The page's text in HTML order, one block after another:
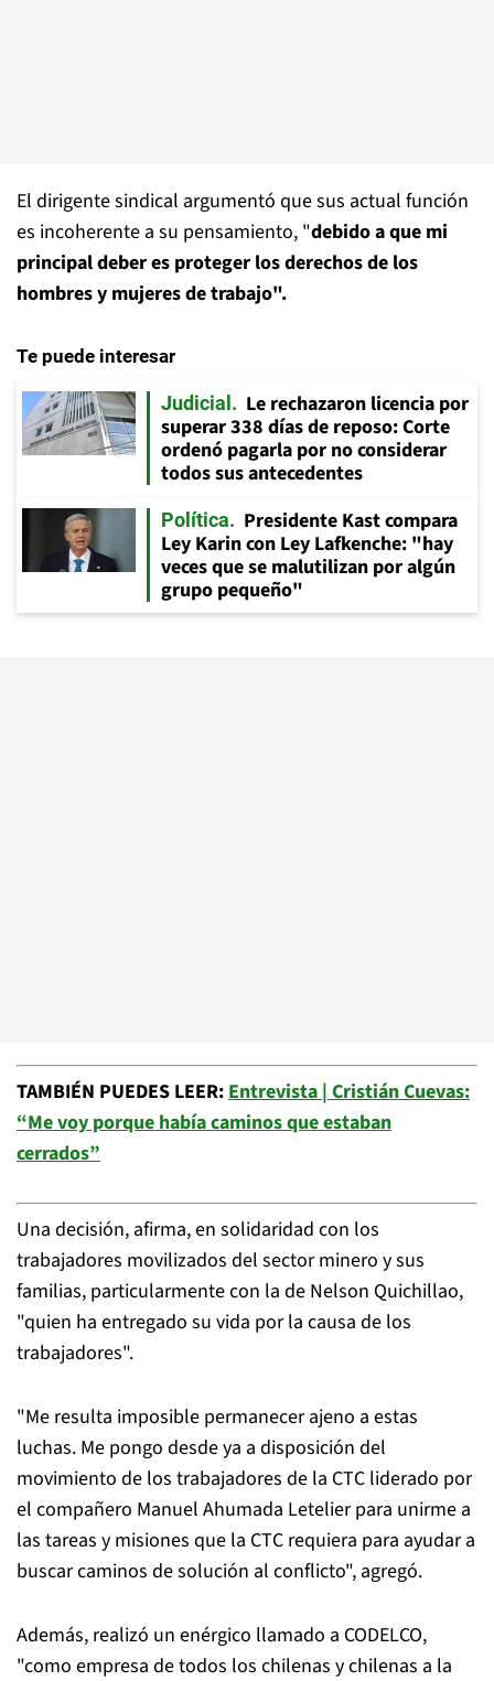
El dirigente sindical argumentó que sus actual función
es incoherente a su pensamiento, "debido a que mi
principal deber es proteger los derechos de los
hombres y mujeres de trabajo".
Te puede interesar
Judicial
Le rechazaron licencia por
superar 338 días de reposo: Corte
ordenó pagarla por no considerar
todos sus antecedentes
Política
Presidente Kast compara
Ley Karin con Ley Lafkenche: "hay
veces que se malutilizan por algún
grupo pequeño"
TAMBIÉN PUEDES LEER:Entrevista | Cristián Cuevas:
“Me voy porque había caminos que estaban
cerrados”
Una decisión, afirma, en solidaridad con los
trabajadores movilizados del sector minero y sus
familias, particularmente con la de Nelson Quichillao,
"quien ha entregado su vida por la causa de los
trabajadores".
"Me resulta imposible permanecer ajeno a estas
luchas. Me pongo desde ya a disposición del
movimiento de los trabajadores de la CTC liderado por
el compañero Manuel Ahumada Letelier para unirme a
las tareas y misiones que la CTC requiera para ayudar a
buscar caminos de solución al conflicto", agregó.
Además, realizó un enérgico llamado a CODELCO,
"como empresa de todos los chilenas y chilenas a la